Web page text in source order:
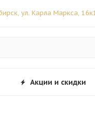
ул. Карла Маркса,
Акции и скидки